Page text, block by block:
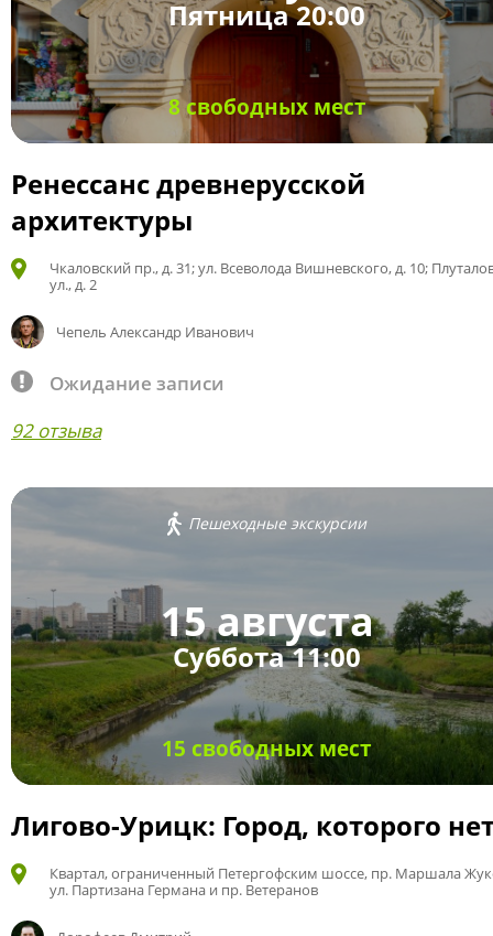
Пятница 20:00
8 свободных мест
Ренессанс древнерусской
архитектуры
Чкаловский пр., д. 31; ул. Всеволода Вишневского, д. 10;
ул., д. 2
Чепель Александр Иванович
Ожидание записи
92 отзыва
Пешеходные экскурсии
15 августа
Суббота 11:00
15 свободных мест
Лигово-Урицк: Город, которого
Квартал, ограниченный Петергофским шоссе, пр. Маршала
ул. Партизана Германа и пр. Ветеранов